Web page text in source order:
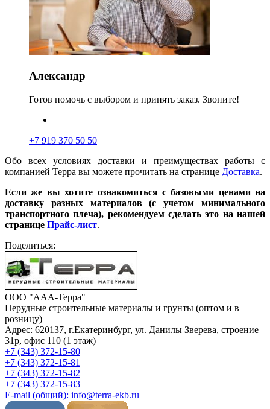
Александр
Готов помочь с выбором и принять заказ. Звоните!
+7 919 370 50 50
Обо всех условиях доставки и преимуществах работы с
компанией Терра вы можете прочитать на странице Доставка.
Если же вы хотите ознакомиться с базовыми ценами на
доставку разных материалов (с учетом минимального
транспортного плеча), рекомендуем сделать это на нашей
странице Прайс-лист.
Поделиться:
ООО "ААА-Терра"
Нерудные строительные материалы и грунты (оптом и в
розницу)
Адрес: 620137, г.Екатеринбург, ул. Данилы Зверева, строение
31р, офис 110 (1 этаж)
+7 (343) 372-15-80
+7 (343) 372-15-81
+7 (343) 372-15-82
+7 (343) 372-15-83
E-mail (общий): info@terra-ekb.ru